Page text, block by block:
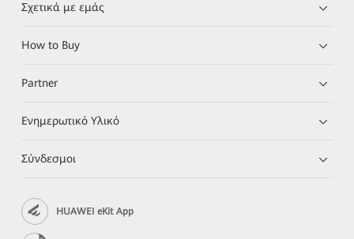
Σχετικά με εμάς
How to Buy
Partner
Ενημερωτικό Υλικό
Σύνδεσμοι
HUAWEI eKit App